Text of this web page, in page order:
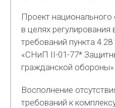
Проект национального
в целях регулирования
требований пункта 4.28
«СНиП II-01-77*
гражданской обороны».
Восполнение
требований к